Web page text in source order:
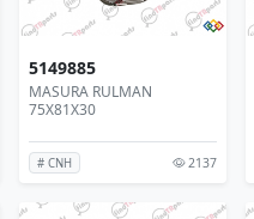
5149885
MASURA RULMAN
75X81X30
# CNH 2137